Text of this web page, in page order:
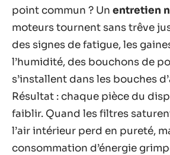
point commun ? Un entretien
moteurs tournent sans trêve
des signes de fatigue, les
l’humidité, des bouchons de
s’installent dans les bouches
Résultat : chaque pièce du
faiblir. Quand les filtres
l’air intérieur perd en pureté,
consommation d’énergie